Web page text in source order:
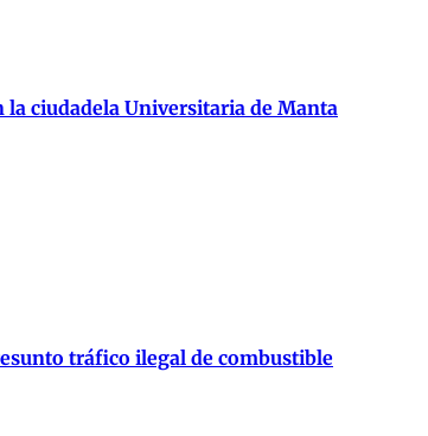
ciudadela Universitaria de Manta
tráfico ilegal de combustible